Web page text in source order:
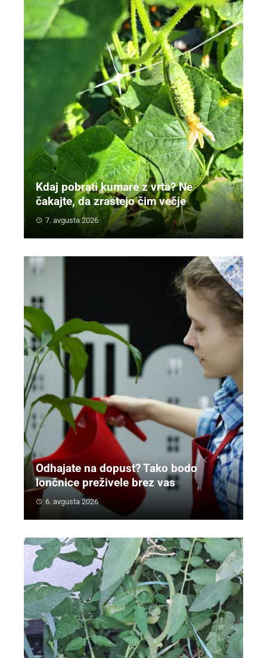
Kdaj pobrati kumare z vrta? Ne
čakajte, da zrastejo čim večje
7. avgusta 2026
Odhajate na dopust? Tako bodo
lončnice preživele brez vas
6. avgusta 2026